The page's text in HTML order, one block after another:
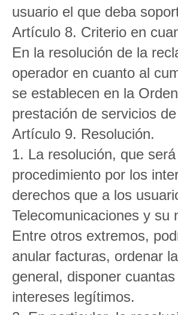
usuario el que deba
Artículo 8. Criterio en
En la resolución de la
operador en cuanto al
se establecen en la
prestación de servicios
Artículo 9. Resolución.
1. La resolución, que
procedimiento por los
derechos que a los
Telecomunicaciones y su
Entre otros extremos,
anular facturas, ordenar
general, disponer
intereses legítimos.